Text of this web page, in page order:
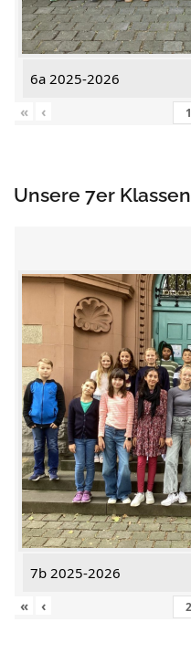
6a 2025-2026
«
‹
Unsere 7er Klassen
7b 2025-2026
«
‹